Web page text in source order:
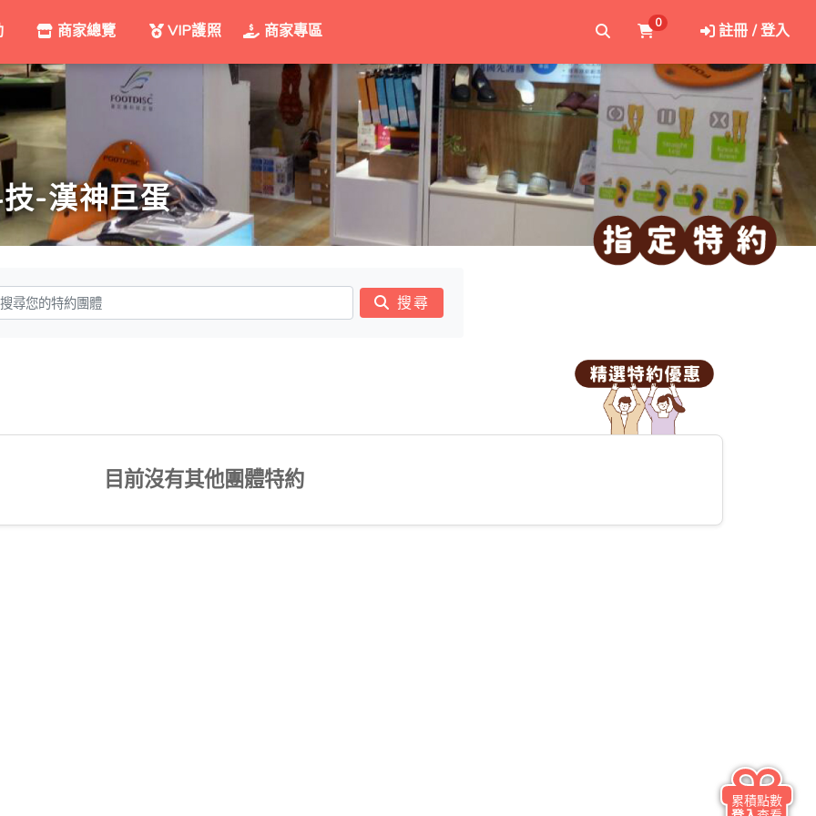
商家總覽 VIP護照 商家專區 0 註冊 / 登入
-漢神巨蛋
搜尋
目前沒有其他團體特約
累積點數